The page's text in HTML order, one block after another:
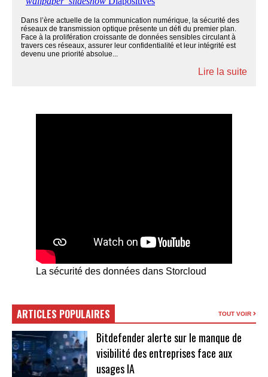
Dans l’ère actuelle de la communication numérique, la sécurité des
réseaux de transmission optique présente un défi du premier plan.
Face à la prolifération croissante de données sensibles circulant à
travers ces réseaux, assurer leur confidentialité et leur intégrité est
devenu une priorité absolue...
Lire la suite
La sécurité des données dans Storcloud
ARTICLES POPULAIRES TOUT VOIR
Bitdefender alerte sur le manque de
visibilité des entreprises face aux
usages IA